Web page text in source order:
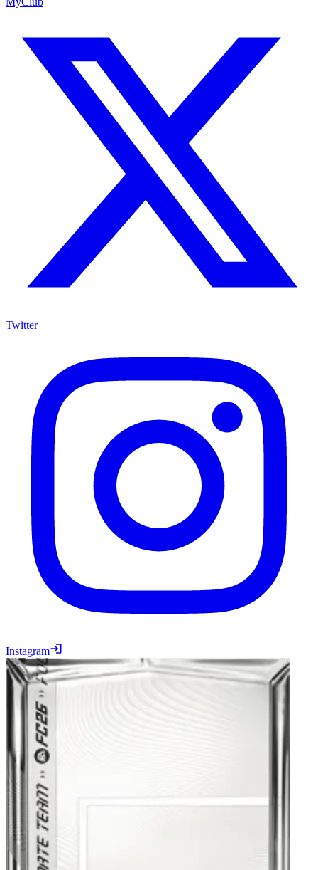
Twitter
Instagram